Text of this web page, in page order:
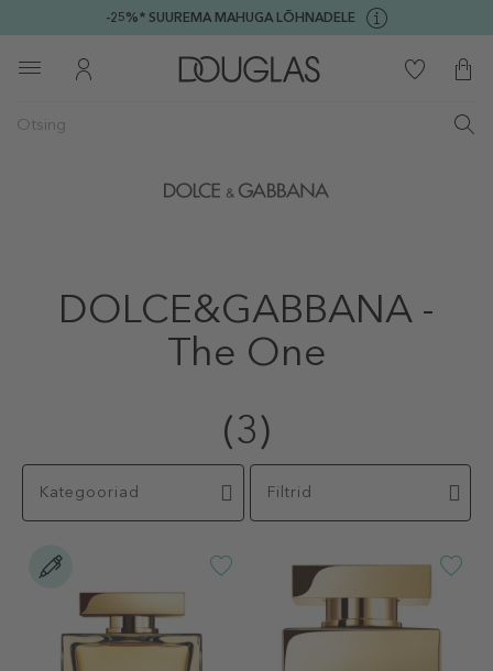
-25%* SUUREMA MAHUGA LÕHNADELE
DOLCE&GABBANA -
The One
(3)
Kategooriad Filtrid